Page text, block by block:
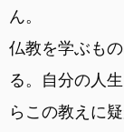
ん。
仏教を学ぶも
る。自分の人
らこの教えに